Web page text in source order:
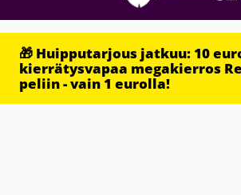
🎁 Huipputarjous jatkuu: 10
kierrätysvapaa megakierros
peliin - vain 1 eurolla!